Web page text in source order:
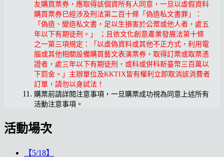
友購買票券，應取得該個資所有人同意，一旦以虛假資料
購買票券已經涉及刑法第二百十條「偽造私文書罪」：
「偽造、變造私文書，足以生損害於公眾或他人者，處五
年以下有期徒刑。」 ；且依文化創意產業發展法第十條
之一第三項規定：「以虛偽資料或其他不正方式，利用電
腦或其他相關設備購買藝文表演票券，取得訂票或取票憑
證者，處三年以下有期徒刑，或科或併科新臺幣三百萬以
下罰金。」主辦單位及KKTIX皆有權利立即取消該消費者
訂單，請勿以身試法！
購票前請詳閱注意事項，一旦購票成功視為同意上述所有
活動注意事項。
活動場次
【5/18】